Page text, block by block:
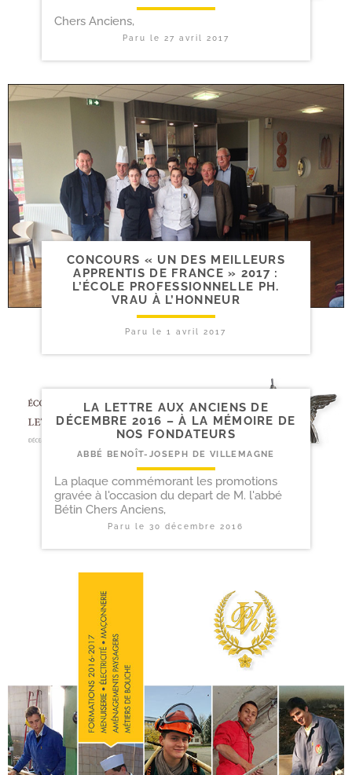
Chers Anciens,
Paru le 27 avril 2017
CONCOURS « UN DES MEILLEURS
APPRENTIS DE FRANCE » 2017 :
L’ÉCOLE PROFESSIONNELLE PH.
VRAU À L’HONNEUR
Paru le1 avril 2017
LA LETTRE AUX ANCIENS DE
DÉCEMBRE 2016 – À LA MÉMOIRE DE
NOS FONDATEURS
ABBÉ BENOÎT-JOSEPH DE VILLEMAGNE
La plaque commémorant les promotions
gravée à l'occasion du depart de M. l'abbé
Bétin Chers Anciens,
Paru le30 décembre 2016